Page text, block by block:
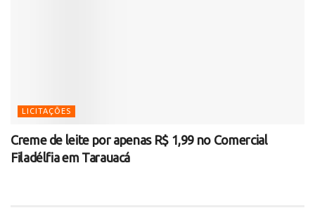
LICITAÇÕES
Creme de leite por apenas R$ 1,99 no Comercial
Filadélfia em Tarauacá